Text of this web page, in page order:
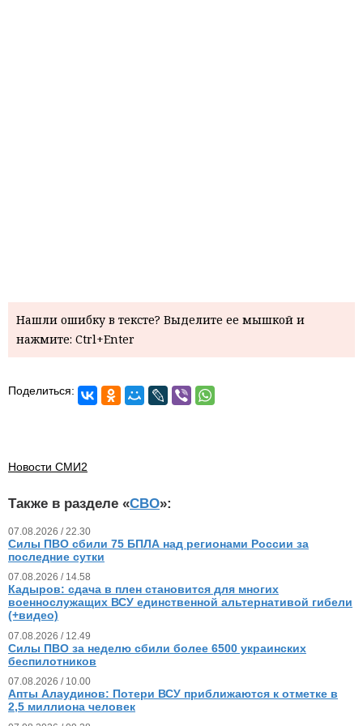
Нашли ошибку в тексте? Выделите ее мышкой и
нажмите: Ctrl+Enter
Поделиться:
Новости СМИ2
Также в разделе «СВО»:
07.08.2026 / 22.30
Силы ПВО сбили 75 БПЛА над регионами России за
последние сутки
07.08.2026 / 14.58
Кадыров: сдача в плен становится для многих
военнослужащих ВСУ единственной альтернативой гибели
(+видео)
07.08.2026 / 12.49
Силы ПВО за неделю сбили более 6500 украинских
беспилотников
07.08.2026 / 10.00
Апты Алаудинов: Потери ВСУ приближаются к отметке в
2,5 миллиона человек